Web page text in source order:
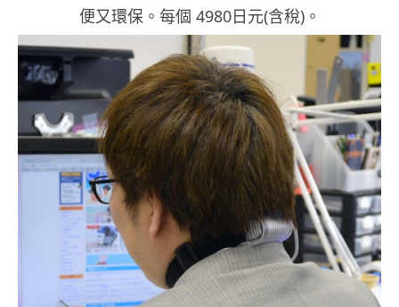
便又環保。每個 4980日元(含稅)。